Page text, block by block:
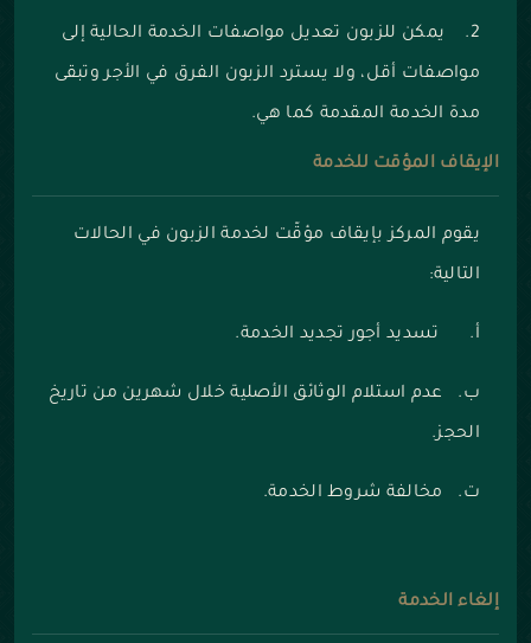
2. يمكن للزبون تعديل مواصفات الخدمة الحالية إلى
مواصفات أقل، ولا يسترد الزبون الفرق في الأجر وتبقى
مدة الخدمة المقدمة كما هي.
الإيقاف المؤقت للخدمة
يقوم المركز بإيقاف مؤقّت لخدمة الزبون في الحالات
التالية:
أ‌. تسديد أجور تجديد الخدمة.
ب‌. عدم استلام الوثائق الأصلية خلال شهرين من تاريخ
الحجز.
ت‌. مخالفة شروط الخدمة.
إلغاء الخدمة